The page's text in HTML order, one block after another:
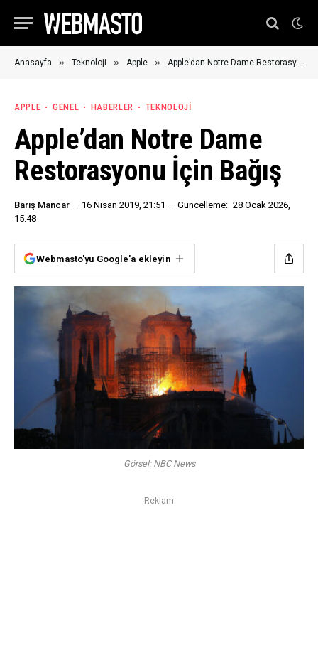
Anasayfa » Teknoloji » Apple » Apple’dan Notre Dame Restorasyonu İçin Bağış
APPLE GENEL HABERLER TEKNOLOJI
Apple’dan Notre Dame
Restorasyonu İçin Bağış
Barış Mancar 16 Nisan 2019, 21:51 Güncelleme: 28 Ocak 2026,
15:48
Webmasto'yu Google'a ekleyin
Görsel: NBC News
Reklam